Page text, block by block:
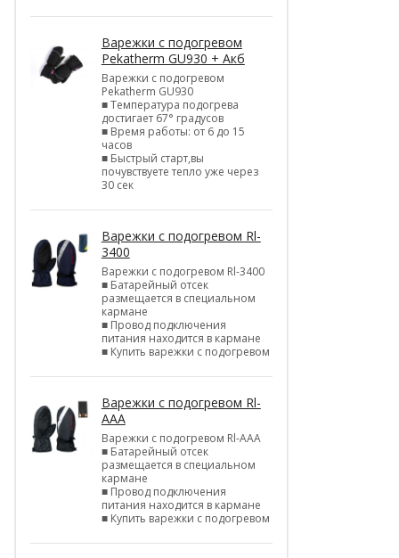
Варежки с подогревом
Pekatherm GU930 + Акб
Варежки с подогревом
Pekatherm GU930
■ Температура подогрева
достигает 67° градусов
■ Время работы: от 6 до 15
часов
■ Быстрый старт,вы
почувствуете тепло уже через
30 сек
Варежки с подогревом Rl-
3400
Варежки с подогревом Rl-3400
■ Батарейный отсек
размещается в специальном
кармане
■ Провод подключения
питания находится в кармане
■ Купить варежки с подогревом
Варежки с подогревом Rl-
AAA
Варежки с подогревом Rl-AAA
■ Батарейный отсек
размещается в специальном
кармане
■ Провод подключения
питания находится в кармане
■ Купить варежки с подогревом